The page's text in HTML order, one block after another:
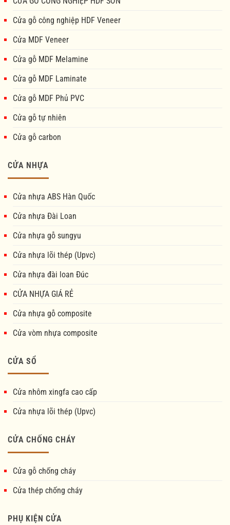
Cửa gỗ công nghiệp HDF Veneer
Cửa MDF Veneer
Cửa gỗ MDF Melamine
Cửa gỗ MDF Laminate
Cửa gỗ MDF Phủ PVC
Cửa gỗ tự nhiên
Cửa gỗ carbon
CỬA NHỰA
Cửa nhựa ABS Hàn Quốc
Cửa nhựa Đài Loan
Cửa nhựa gỗ sungyu
Cửa nhựa lõi thép (Upvc)
Cửa nhựa đài loan Đúc
CỬA NHỰA GIÁ RẺ
Cửa nhựa gỗ composite
Cửa vòm nhựa composite
CỬA SỔ
Cửa nhôm xingfa cao cấp
Cửa nhựa lõi thép (Upvc)
CỬA CHỐNG CHÁY
Cửa gỗ chống cháy
Cửa thép chống cháy
PHỤ KIỆN CỬA